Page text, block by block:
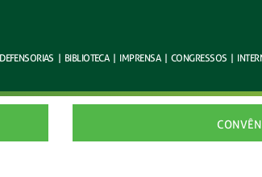
| BIBLIOTECA | IMPRENSA | CONGRESSOS |